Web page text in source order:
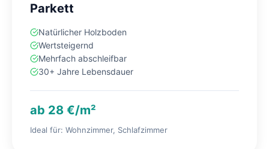
Parkett
Natürlicher Holzboden
Wertsteigernd
Mehrfach abschleifbar
30+ Jahre Lebensdauer
ab 28 €/m²
Ideal für: Wohnzimmer, Schlafzimmer